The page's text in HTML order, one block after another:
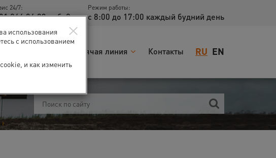
24/7:
266 06 93 доб. 2
Режим работы:
с 8:00 до 17:00 каждый будний день
RU EN
Горячая линия Контакты
×
использования
с использованием
и как изменить